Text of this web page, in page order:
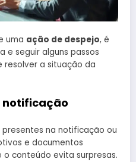
uma ação de despejo, é
e seguir alguns passos
resolver a situação da
notificação
na notificação ou
e documentos
o conteúdo evita surpresas.